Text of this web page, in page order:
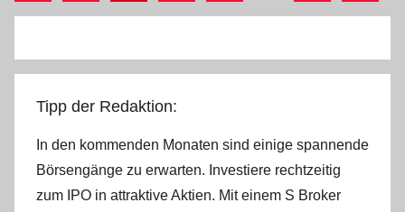
der
Tipp der Redaktion:
In den kommenden Monaten sind einige spannende
Börsengänge zu erwarten. Investiere rechtzeitig
zum IPO in attraktive Aktien. Mit einem S Broker